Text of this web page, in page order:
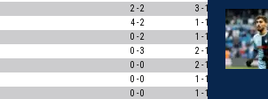
2 - 2 3 - 1
0
4 - 2 1 - 1
0
0 - 2 1 - 1
0
0 - 3 2 - 1
0
0 - 0 2 - 1
0
0 - 0 1 - 1
0 - 0 1 - 1